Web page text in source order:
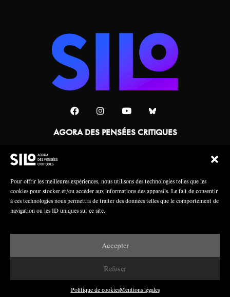
Pour offrir les meilleures expériences, nous utilisons des technologies telles que les
cookies pour stocker et/ou accéder aux informations des appareils. Le fait de consentir
à ces technologies nous permettra de traiter des données telles que le comportement de
navigation ou les ID uniques sur ce site.
Accepter
Refuser
Politique de cookiesMentions légales
AGORA DES PENSÉES CRITIQUES